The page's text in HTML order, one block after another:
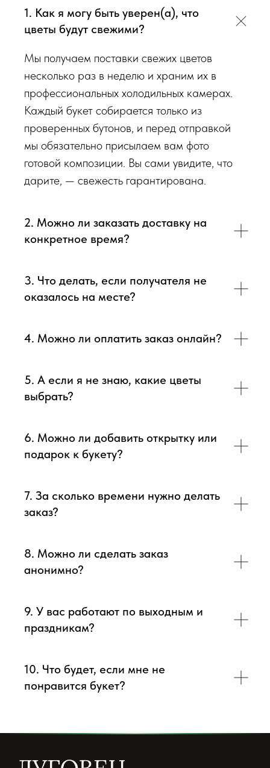
Перед тем как отправить букет на доставку мы
обязательно пришлем Вам на согласование фото и
видео непосредственно того букета, который наш
Доставка цветов в Симферополе . Качественно. Быстро.
1. Как я могу быть уверен(а), что
цветы будут свежими?
Мы получаем поставки свежих цветов
несколько раз в неделю и храним их в
профессиональных холодильных камерах.
Каждый букет собирается только из
проверенных бутонов, и перед отправкой
мы обязательно присылаем вам фото
готовой композиции. Вы сами увидите, что
дарите, — свежесть гарантирована.
2. Можно ли заказать доставку на
конкретное время?
3. Что делать, если получателя не
оказалось на месте?
4. Можно ли оплатить заказ онлайн?
5. А если я не знаю, какие цветы
выбрать?
6. Можно ли добавить открытку или
подарок к букету?
7. За сколько времени нужно делать
заказ?
8. Можно ли сделать заказ
анонимно?
9. У вас работают по выходным и
праздникам?
10. Что будет, если мне не
понравится букет?